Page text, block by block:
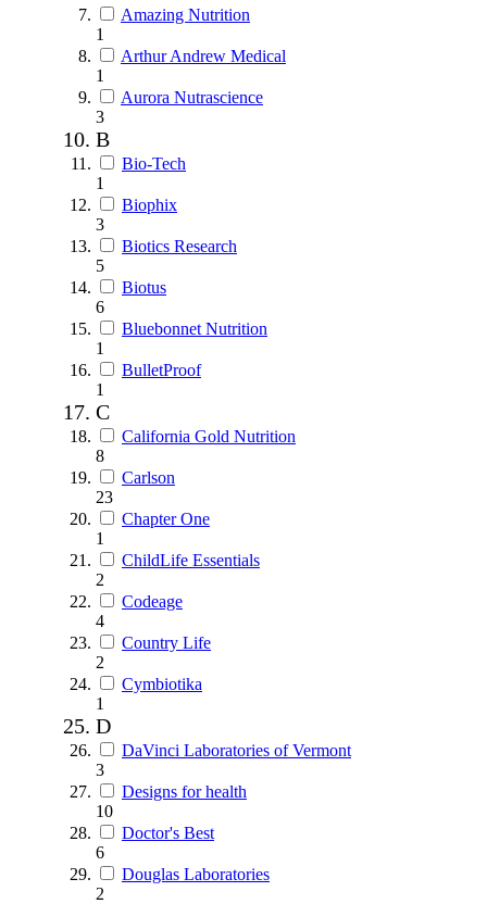
Amazing Nutrition
1
Arthur Andrew Medical
1
Aurora Nutrascience
3
B
Bio-Tech
1
Biophix
3
Biotics Research
5
Biotus
6
Bluebonnet Nutrition
1
BulletProof
1
C
California Gold Nutrition
8
Carlson
23
Chapter One
1
ChildLife Essentials
2
Codeage
4
Country Life
2
Cymbiotika
1
D
DaVinci Laboratories of Vermont
3
Designs for health
10
Doctor's Best
6
Douglas Laboratories
2